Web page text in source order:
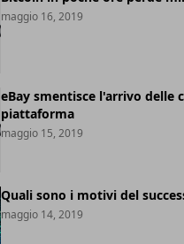
maggio 16, 2019
eBay smentisce l'arrivo delle
piattaforma
maggio 15, 2019
Quali sono i motivi del
maggio 14, 2019